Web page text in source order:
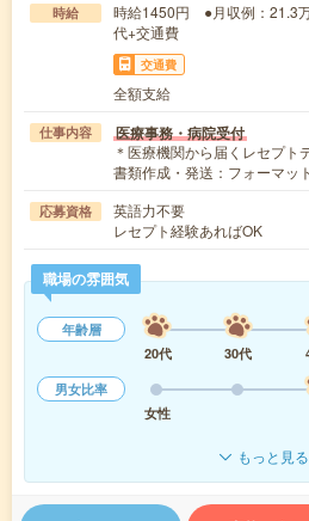
時給
時給1450円 ●月収例：21.3
代+交通費
交通費
全額支給
仕事内容 医療事務・病院受付
＊医療機関から届くレセプト
書類作成・発送：フォーマ
応募資格
英語力不要
レセプト経験あればOK
職場の雰囲気
年齢層
20代
30代
男女比率
女性
もっと見る